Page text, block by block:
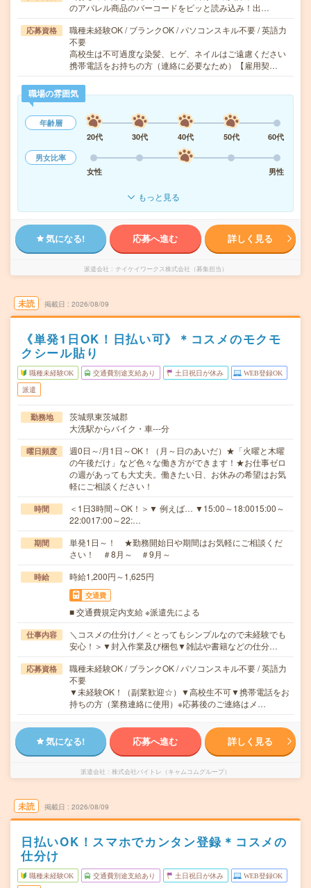
のアパレル商品のバーコードをピッと読み込み！出…
応募資格
職種未経験OK / ブランクOK / パソコンスキル不要 / 英語力
不要
高校生は不可過度な染髪、ヒゲ、ネイルはご遠慮ください
携帯電話をお持ちの方（連絡に必要なため）【雇用契…
職場の雰囲気
年齢層
20代
30代 40代 50代
60代
男女比率
女性
男性
もっと見る
気になる! 応募へ進む 詳しく見る
派遣会社 テイケイワークス株式会社（募集担当）
未読 掲載日 2026/08/09
《単発1日OK！日払い可》＊コスメのモクモ
クシール貼り
職種未経験OK 交通費別途支給あり 土日祝日が休み WEB登録OK
派遣
勤務地
茨城県東茨城郡
大洗駅からバイク・車---分
曜日頻度
週0日～/月1日～OK！（月～日のあいだ）★「火曜と木曜
の午後だけ」など色々な働き方ができます！★お仕事ゼロ
の週があっても大丈夫。働きたい日、お休みの希望はお気
軽にご相談ください！
時間
＜1日3時間～OK！＞▼ 例えば… ▼15:00～18:0015:00～
22:0017:00～22:…
期間
単発1日～！ ★勤務開始日や期間はお気軽にご相談くだ
さい！ ＃8月～ ＃9月～
時給 時給1,200円～1,625円
交通費
■ 交通費規定内支給 ※派遣先による
仕事内容
＼コスメの仕分け／＜とってもシンプルなので未経験でも
安心！＞▼封入作業及び梱包▼雑誌や書籍などの仕分…
応募資格
職種未経験OK / ブランクOK / パソコンスキル不要 / 英語力
不要
▼未経験OK！（副業歓迎☆）▼高校生不可▼携帯電話をお
持ちの方（業務連絡に使用）※応募後のご連絡はメ…
気になる! 応募へ進む 詳しく見る
派遣会社 株式会社バイトレ（キャムコムグループ）
未読 掲載日 2026/08/09
日払いOK！スマホでカンタン登録＊コスメの
仕分け
職種未経験OK 交通費別途支給あり 土日祝日が休み WEB登録OK